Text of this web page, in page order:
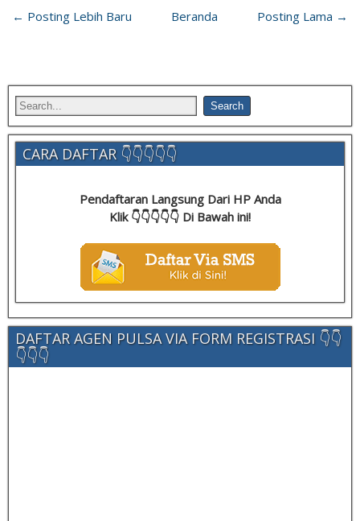
← Posting Lebih Baru Posting Lama →
Beranda
CARA DAFTAR 👇👇👇👇👇
Pendaftaran Langsung Dari HP Anda
Klik 👇👇👇👇👇 Di Bawah ini!
DAFTAR AGEN PULSA VIA FORM REGISTRASI 👇👇
👇👇👇